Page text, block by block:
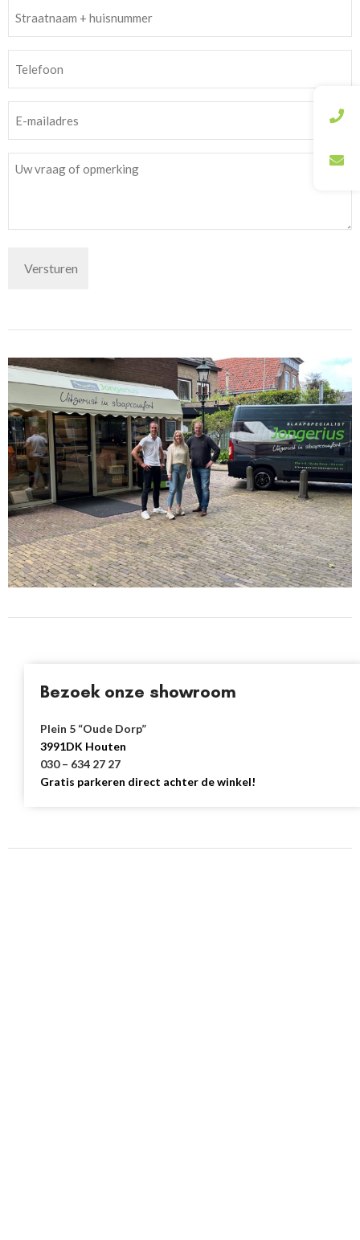
huisnummer
*
Bericht
Bezoek onze showroom
Plein 5 “Oude Dorp”
3991DK Houten
030 – 634 27 27
Gratis parkeren direct achter de winkel!